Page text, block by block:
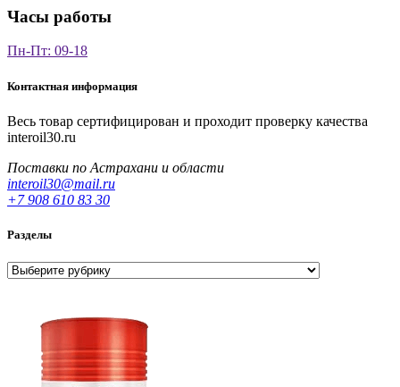
Часы работы
Пн-Пт: 09-18
Контактная информация
Весь товар сертифицирован и проходит проверку качества
interoil30.ru
Поставки по Астрахани и области
interoil30@mail.ru
+7 908 610 83 30
Разделы
Разделы